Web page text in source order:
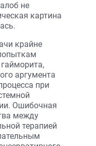
не
картина
крайне
аргумента
при
Ошибочная
между
терапией